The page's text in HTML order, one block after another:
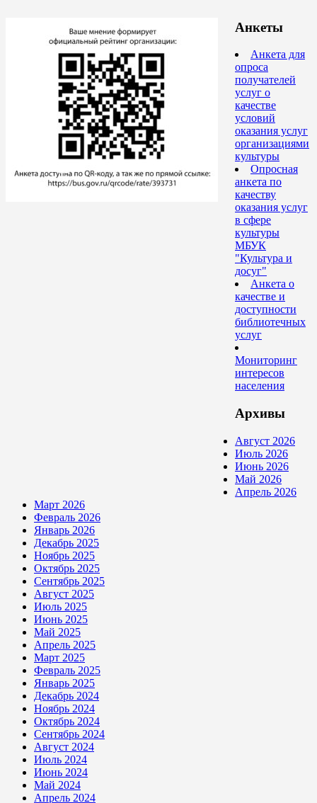
Анкеты
Анкета для
опроса
получателей
услуг о
качестве
условий
оказания услуг
организациями
культуры
Опросная
анкета по
качеству
оказания услуг
в сфере
культуры
МБУК
"Культура и
досуг"
Анкета о
качестве и
доступности
библиотечных
услуг
Мониторинг
интересов
населения
Архивы
Август 2026
Июль 2026
Июнь 2026
Май 2026
Апрель 2026
Март 2026
Февраль 2026
Январь 2026
Декабрь 2025
Ноябрь 2025
Октябрь 2025
Сентябрь 2025
Август 2025
Июль 2025
Июнь 2025
Май 2025
Апрель 2025
Март 2025
Февраль 2025
Январь 2025
Декабрь 2024
Ноябрь 2024
Октябрь 2024
Сентябрь 2024
Август 2024
Июль 2024
Июнь 2024
Май 2024
Апрель 2024